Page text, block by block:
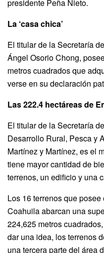
presidente Peña Nieto.
La ‘casa chica’
El titular de la Secretaría
Ángel Osorio Chong,
metros cuadrados que
verse en su declaración
Las 222.4 hectáreas de
El titular de la Secretaría
Desarrollo Rural, Pesca y
Martínez y Martínez, es el
tiene mayor cantidad de
terrenos, un edificio y una
Los 16 terrenos que
Coahuila abarcan una
224,625 metros
dar una idea, los terrenos
una tercera parte del área